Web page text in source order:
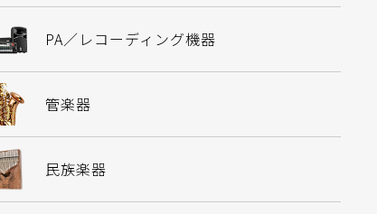
PA／レコーディング機器
管楽器
民族楽器